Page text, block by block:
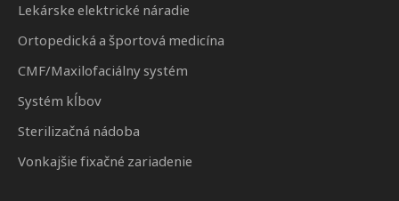
Lekárske elektrické náradie
Ortopedická a športová medicína
CMF/Maxilofaciálny systém
Systém kĺbov
Sterilizačná nádoba
Vonkajšie fixačné zariadenie